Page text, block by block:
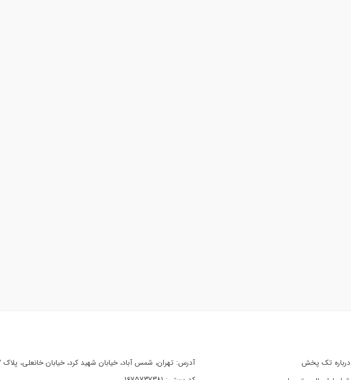
درباره تک پخش
آدرس: تهران، شمس آباد، خیابان شهید کرد، خیابان خانعلی، پلاک 87